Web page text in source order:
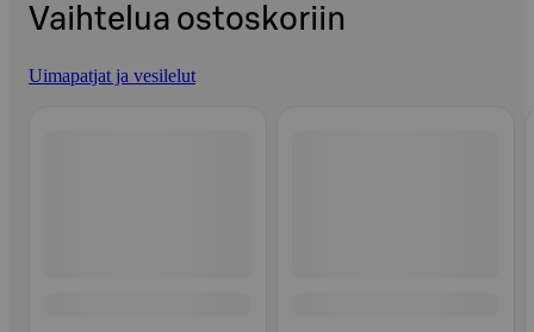
Vaihtelua ostoskoriin
Uimapatjat ja vesilelut